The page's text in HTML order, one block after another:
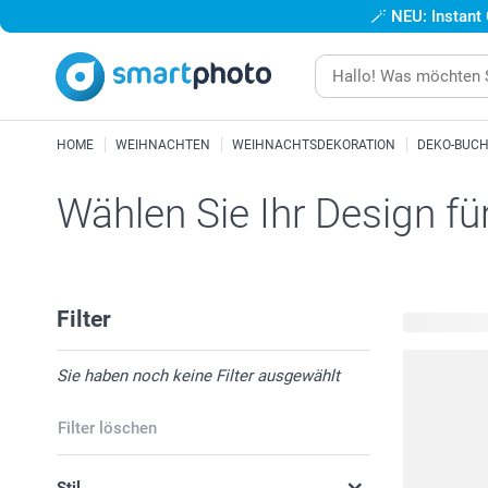
🪄 NEU:
HOME WEIHNACHTEN WEIHNACHTSDEKORATION DEKO-
Wählen Sie Ihr Design
Filter
Sie haben noch keine Filter ausgewählt
Filter löschen